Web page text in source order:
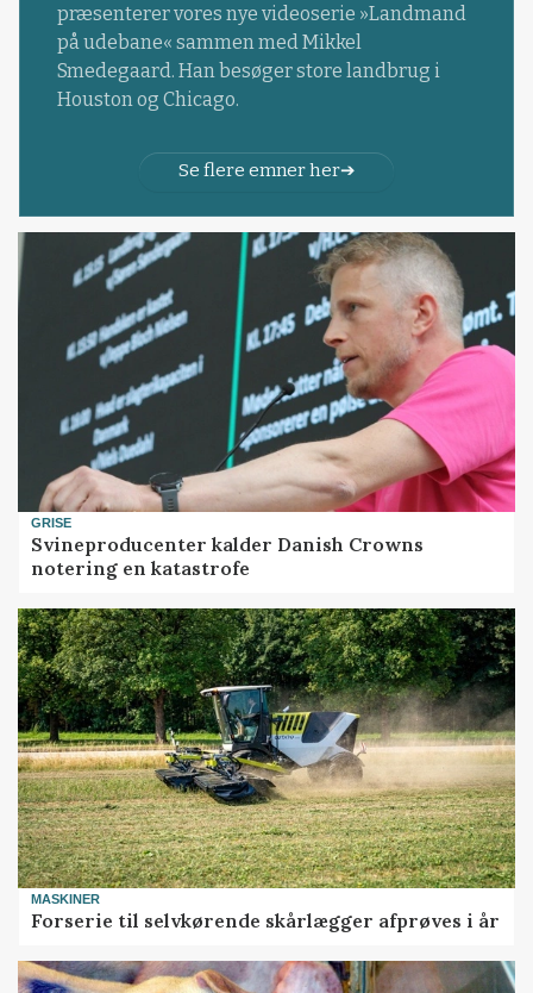
præsenterer vores nye videoserie »Landmand
på udebane« sammen med Mikkel
Smedegaard. Han besøger store landbrug i
Houston og Chicago.
Se flere emner her
GRISE
Svineproducenter kalder Danish Crowns
notering en katastrofe
MASKINER
Forserie til selvkørende skårlægger afprøves i år